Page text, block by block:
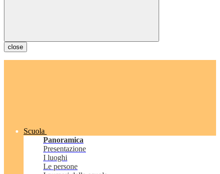
close
Scuola
Panoramica
Presentazione
I luoghi
Le persone